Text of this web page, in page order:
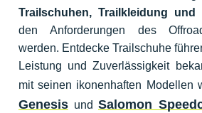
Trailschuhen, Trailkleidung und
den Anforderungen des
werden. Entdecke Trailschuhe
Leistung und Zuverlässigkeit
mit seinen ikonenhaften Modellen
Genesis und Salomon